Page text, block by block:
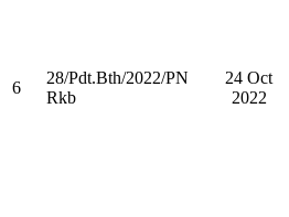
6
28/Pdt.Bth/2022/PN
Rkb
24 Oct
2022